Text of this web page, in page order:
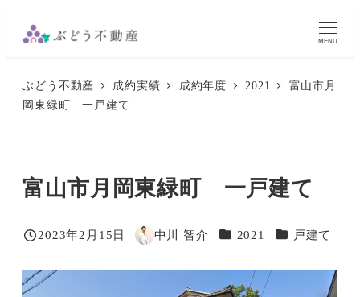
MENU
ぶどう不動産 成約実績 成約年度 2021
富山市月
岡東緑町 一戸建て
富山市月岡東緑町 一戸建て
投稿日
2023年2月15日
著
中川 智介 カテゴリー
2021 カテゴリー
戸建て